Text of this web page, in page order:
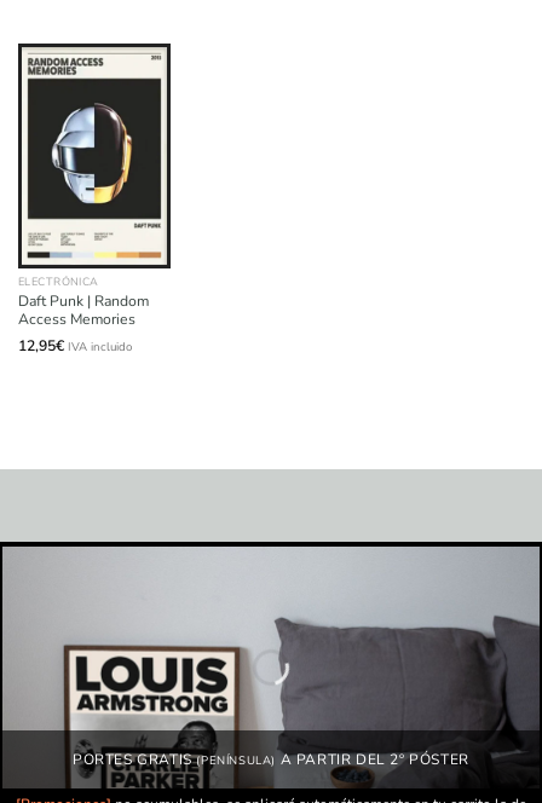
ELECTRÓNICA
Daft Punk | Random
Access Memories
12,95€ IVA incluido
PORTES GRATIS(PENÍNSULA) A PARTIR DEL 2º PÓSTER